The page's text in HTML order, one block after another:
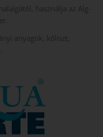
használja az Alg-
anyagok, kőliszt,